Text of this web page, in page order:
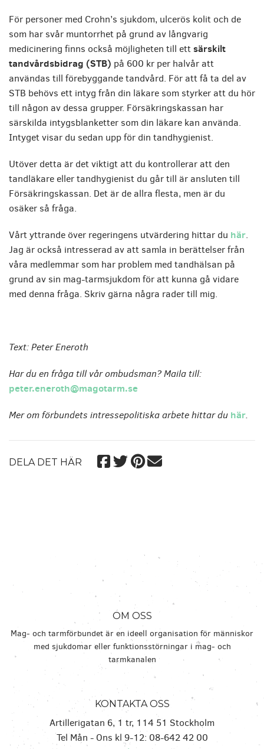
För personer med Crohn’s sjukdom, ulcerös kolit och de
som har svår muntorrhet på grund av långvarig
medicinering finns också möjligheten till ettsärskilt
tandvårdsbidrag (STB) på 600 kr per halvår att
användas till förebyggande tandvård. För att få ta del av
STB behövs ett intyg från din läkare som styrker att du hör
till någon av dessa grupper. Försäkringskassan har
särskilda intygsblanketter som din läkare kan använda.
Intyget visar du sedan upp för din tandhygienist.
Utöver detta är det viktigt att du kontrollerar att den
tandläkare eller tandhygienist du går till är ansluten till
Försäkringskassan. Det är de allra flesta, men är du
osäker så fråga.
Vårt yttrande över regeringens utvärdering hittar du här.
Jag är också intresserad av att samla in berättelser från
våra medlemmar som har problem med tandhälsan på
grund av sin mag-tarmsjukdom för att kunna gå vidare
med denna fråga. Skriv gärna några rader till mig.
Text: Peter Eneroth
Har du en fråga till vår ombudsman? Maila till:
peter.eneroth@magotarm.se
Mer om förbundets intressepolitiska arbete hittar du här.
DELA DET HÄR
OM OSS
Mag- och tarmförbundet är en ideell organisation för människor
med sjukdomar eller funktionsstörningar i mag- och
tarmkanalen
KONTAKTA OSS
Artillerigatan 6, 1 tr, 114 51 Stockholm
Tel Mån - Ons kl 9-12: 08-642 42 00